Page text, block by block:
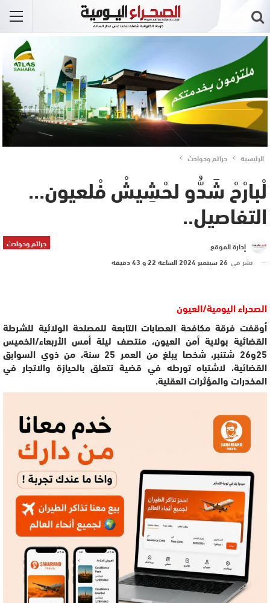
الرئيسية جرائم وحوادث
لْبارْحْ شَدُّو لحْشِيشْ فْلعيون…
التفاصيل..
جرائم وحوادث
إدارة الموقع
نشر في 26 سبتمبر 2024 الساعة 22 و 43 دقيقة
الصحراء اليومية/العيون
أوقفت فرقة مكافحة العصابات التابعة للمصلحة الولائية للشرطة
القضائية بولاية أمن العيون، منتصف ليلة أمس الأربعاء/الخميس
25و26 شتنبر، شخصا يبلغ من العمر 25 سنة، من ذوي السوابق
القضائية، لاشتباه تورطه في قضية تتعلق بالحيازة والاتجار في
المخدرات والمؤثرات العقلية.